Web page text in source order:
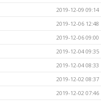
2019-12-09 09:14
2019-12-06 12:48
2019-12-06 09:00
2019-12-04 09:35
2019-12-04 08:33
2019-12-02 08:37
2019-12-02 07:46